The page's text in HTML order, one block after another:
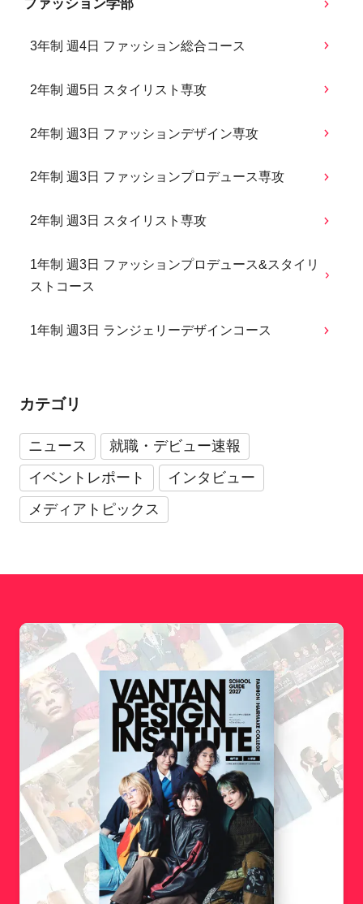
ファッション学部
3年制 週4日 ファッション総合コース
2年制 週5日 スタイリスト専攻
2年制 週3日 ファッションデザイン専攻
2年制 週3日 ファッションプロデュース専攻
2年制 週3日 スタイリスト専攻
1年制 週3日 ファッションプロデュース&スタイリ
ストコース
1年制 週3日 ランジェリーデザインコース
カテゴリ
ニュース
就職・デビュー速報
イベントレポート
インタビュー
メディアトピックス